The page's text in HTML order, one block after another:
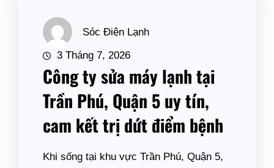
Sóc Điện Lạnh
3 Tháng 7, 2026
Công ty sửa máy lạnh tại
Trần Phú, Quận 5 uy tín,
cam kết trị dứt điểm bệnh
Khi sống tại khu vực Trần Phú, Quận 5,